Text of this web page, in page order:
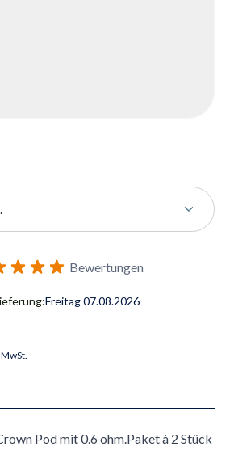
für Wiederverfügbarkeit
Bewertungen
Freitag 07.08.2026
Pod mit 0.6 ohm.Paket à 2 Stück